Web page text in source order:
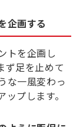
企画する
トを企画し
ず足を止めて
な一風変わっ
プします。